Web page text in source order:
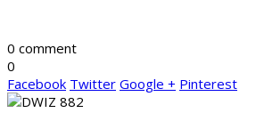
0 comment
0
Facebook Twitter Google + Pinterest